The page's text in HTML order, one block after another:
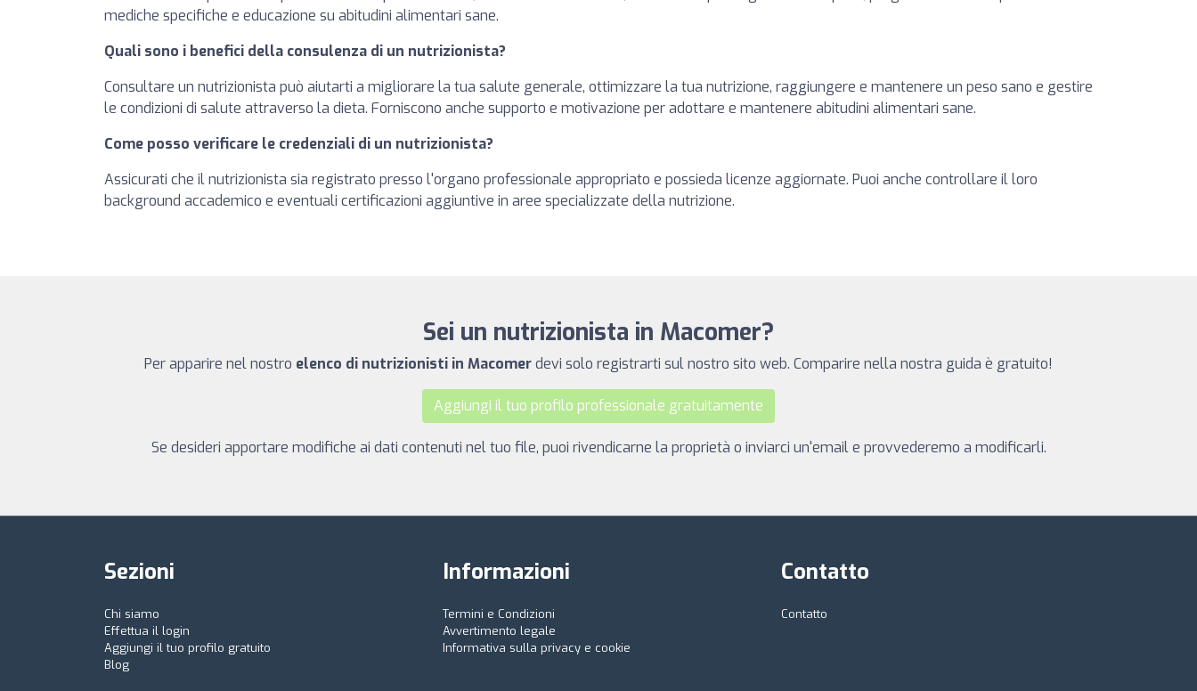
mediche specifiche e educazione su abitudini alimentari sane.
Quali sono i benefici della consulenza di un nutrizionista?
Consultare un nutrizionista può aiutarti a migliorare la tua salute generale, ottimizzare la tua nutrizione, raggiungere e mantenere un peso sano e gestire
le condizioni di salute attraverso la dieta. Forniscono anche supporto e motivazione per adottare e mantenere abitudini alimentari sane.
Come posso verificare le credenziali di un nutrizionista?
Assicurati che il nutrizionista sia registrato presso l'organo professionale appropriato e possieda licenze aggiornate. Puoi anche controllare il loro
background accademico e eventuali certificazioni aggiuntive in aree specializzate della nutrizione.
Sei un nutrizionista in Macomer?
Per apparire nel nostro elenco di nutrizionisti in Macomerdevi solo registrarti sul nostro sito web. Comparire nella nostra guida è gratuito!
Aggiungi il tuo profilo professionale gratuitamente
Se desideri apportare modifiche ai dati contenuti nel tuo file, puoi rivendicarne la proprietà o inviarci un'email e provvederemo a modificarli.
Sezioni
Chi siamo
Effettua il login
Aggiungi il tuo profilo gratuito
Blog
Informazioni
Termini e Condizioni
Avvertimento legale
Informativa sulla privacy e cookie
Contatto
Contatto